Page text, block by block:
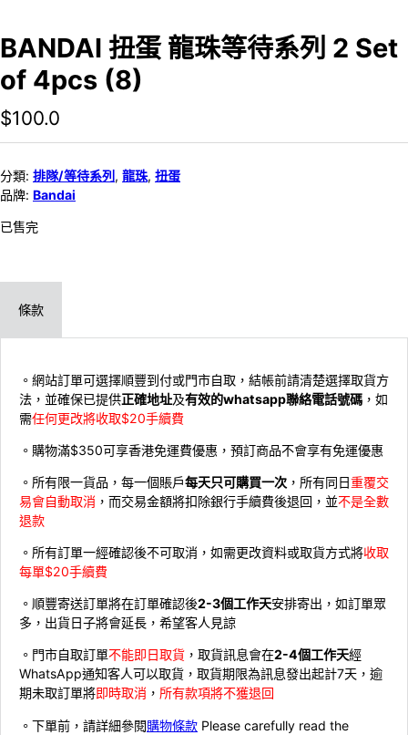
BANDAI 扭蛋 龍珠等待系列 2 Set
of 4pcs (8)
$100.0
分類: 排隊/等待系列 , 龍珠, 扭蛋
品牌: Bandai
已售完
條款
。網站訂單可選擇順豐到付或門市自取，結帳前請清楚選擇取貨方
法，並確保已提供正確地址及有效的whatsapp聯絡電話號碼 ，如
需任何更改將收取$20手續費
。購物滿$350可享香港免運費優惠，預訂商品不會享有免運優惠
。所有限一貨品，每一個賬戶每天只可購買一次 ，所有同日重覆交
易會自動取消 ，而交易金額將扣除銀行手續費後退回，並不是全數
退款
。所有訂單一經確認後不可取消，如需更改資料或取貨方式將收取
每單$20手續費
。順豐寄送訂單將在訂單確認後2-3個工作天安排寄出，如訂單眾
多，出貨日子將會延長，希望客人見諒
。門市自取訂單不能即日取貨 ，取貨訊息會在2-4個工作天經
WhatsApp通知客人可以取貨，取貨期限為訊息發出起計7天，逾
期未取訂單將即時取消 ， 所有款項將不獲退回
。下單前，請詳細參閱購物條款 Please carefully read the